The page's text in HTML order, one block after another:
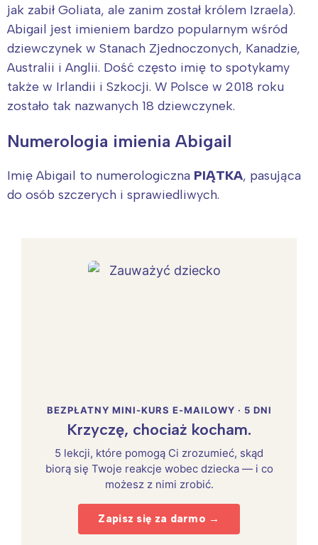
jak zabił Goliata, ale zanim został królem Izraela).
Abigail jest imieniem bardzo popularnym wśród
dziewczynek w Stanach Zjednoczonych, Kanadzie,
Australii i Anglii. Dość często imię to spotykamy
także w Irlandii i Szkocji. W Polsce w 2018 roku
zostało tak nazwanych 18 dziewczynek.
Numerologia imienia Abigail
Imię Abigail to numerologiczna PIĄTKA, pasująca
do osób szczerych i sprawiedliwych.
BEZPŁATNY MINI-KURS E-MAILOWY · 5 DNI
Krzyczę, chociaż kocham.
5 lekcji, które pomogą Ci zrozumieć, skąd
biorą się Twoje reakcje wobec dziecka — i co
możesz z nimi zrobić.
Zapisz się za darmo →